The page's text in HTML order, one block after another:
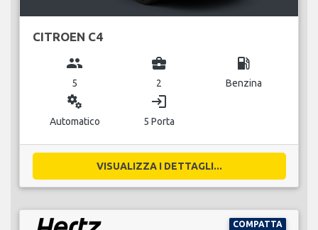
CITROEN C4
group
5
business_center
2
local_gas_station
Benzina
miscellaneous_services
Automatico
login
5 Porta
VISUALIZZA I DETTAGLI...
COMPATTA